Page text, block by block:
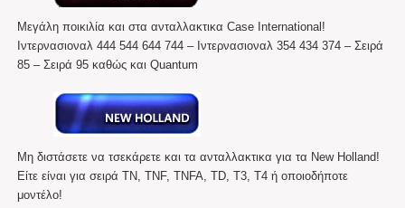
Μεγάλη ποικιλία και στα ανταλλακτικα Case International!
Ιντερνασιοναλ 444 544 644 744 – Ιντερνασιοναλ 354 434 374 – Σειρά
85 – Σειρά 95 καθώς και Quantum
Μη διστάσετε να τσεκάρετε και τα ανταλλακτικα για τα New Holland!
Είτε είναι για σειρά TN, TNF, TNFA, TD, T3, T4 ή οποιοδήποτε
μοντέλο!